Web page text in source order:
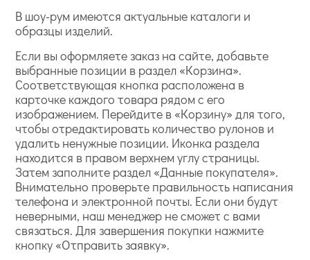
В шоу-рум имеются актуальные каталоги и
образцы изделий.
Если вы оформляете заказ на сайте, добавьте
выбранные позиции в раздел «Корзина».
Соответствующая кнопка расположена в
карточке каждого товара рядом с его
изображением. Перейдите в «Корзину» для того,
чтобы отредактировать количество рулонов и
удалить ненужные позиции. Иконка раздела
находится в правом верхнем углу страницы.
Затем заполните раздел «Данные покупателя».
Внимательно проверьте правильность написания
телефона и электронной почты. Если они будут
неверными, наш менеджер не сможет с вами
связаться. Для завершения покупки нажмите
кнопку «Отправить заявку».